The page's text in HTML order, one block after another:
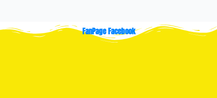
FanPage Facebook